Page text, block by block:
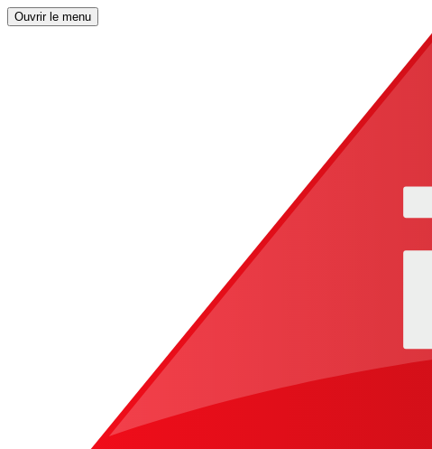
Ouvrir le menu